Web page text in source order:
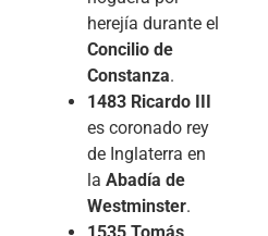
herejía durante el
Concilio de
Constanza.
1483 Ricardo III
es coronado rey
de Inglaterra en
la Abadía de
Westminster.
1535 Tomás